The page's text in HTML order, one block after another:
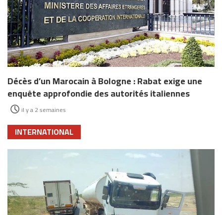
Décès d’un Marocain à Bologne : Rabat exige une
enquête approfondie des autorités italiennes
il y a 2 semaines
INTERNATIONAL